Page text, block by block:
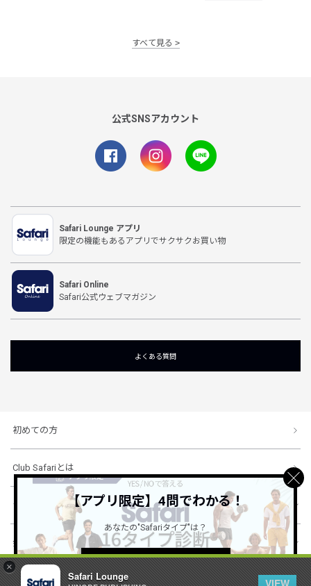
×
Safari Lounge
VIEW
すべて見る
公式SNSアカウント
Safari Lounge アプリ
限定の機能もあるアプリでサクサクお買い物
Safari Online
Safari公式ウェブマガジン
よくある質問
初めての方
Club Safariとは
ショッピングガイド
会社概要・規約
【アプリ限定】4問でわかる！
あなたの"Safariタイプ"は？
詳しくはこちら ＞